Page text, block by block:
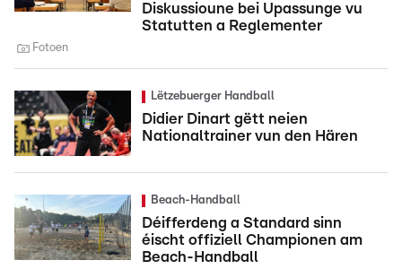
Diskussioune bei Upassunge vu
Statutten a Reglementer
Fotoen
Lëtzebuerger Handball
Didier Dinart gëtt neien
Nationaltrainer vun den Hären
Beach-Handball
Déifferdeng a Standard sinn
éischt offiziell Championen am
Beach-Handball